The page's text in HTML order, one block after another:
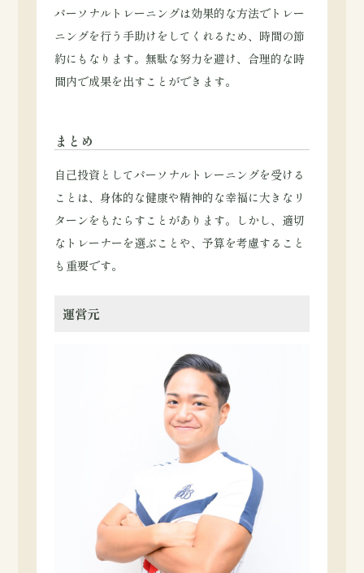
パーソナルトレーニングは効果的な方法でトレー
ニングを行う手助けをしてくれるため、時間の節
約にもなります。無駄な努力を避け、合理的な時
間内で成果を出すことができます。
まとめ
自己投資としてパーソナルトレーニングを受ける
ことは、身体的な健康や精神的な幸福に大きなリ
ターンをもたらすことがあります。しかし、適切
なトレーナーを選ぶことや、予算を考慮すること
も重要です。
運営元